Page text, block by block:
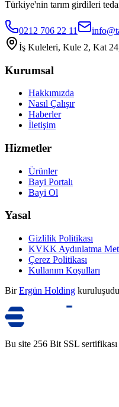
Türkiye'nin tarım girdileri
0212 706 22 11
İş Kuleleri, Kule 2, Kat
Kurumsal
Hakkımızda
Nasıl Çalışır
Haberler
İletişim
Hizmetler
Ürünler
Bayi Portalı
Bayi Ol
Yasal
Gizlilik Politikası
KVKK Aydınlatma
Çerez Politikası
Kullanım Koşulları
Bir Ergün Holding
Bu site 256 Bit SSL